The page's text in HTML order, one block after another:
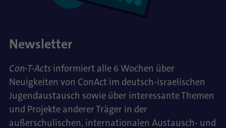
Newsletter
Con-T-Acts informiert alle 6 Wochen über
Neuigkeiten von ConAct im deutsch-israelischen
Jugendaustausch sowie über interessante Themen
und Projekte anderer Träger in der
außerschulischen, internationalen Austausch- und